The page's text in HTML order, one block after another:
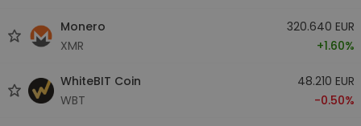
Monero
XMR
320.640 EUR
+1.60%
WhiteBIT Coin
WBT
48.210 EUR
-0.50%